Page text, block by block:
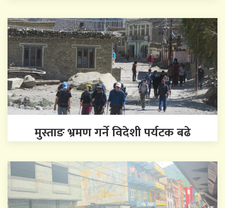
मुस्ताङ भ्रमण गर्ने विदेशी पर्यटक बढे